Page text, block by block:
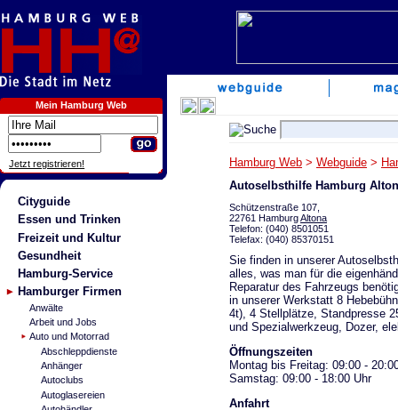
Mein Hamburg Web
Jetzt registrieren!
Cityguide
Essen und Trinken
Freizeit und Kultur
Gesundheit
Hamburg-Service
Hamburger Firmen
Anwälte
Arbeit und Jobs
Auto und Motorrad
Abschleppdienste
Anhänger
Autoclubs
Autoglasereien
Hamburg Web > Webguide >
Autoselbsthilfe Hamburg
Schützenstraße 107,
22761 HamburgAltona
Telefon: (040) 8501051
Telefax: (040) 85370151
Sie finden in unserer
alles, was man für die
Reparatur des Fahrzeugs
in unserer Werkstatt 8
4t), 4 Stellplätze, Standpresse
und Spezialwerkzeug, Dozer,
Öffnungszeiten
Montag bis Freitag: 09:00 -
Samstag: 09:00 - 18:00 Uhr
Anfahrt